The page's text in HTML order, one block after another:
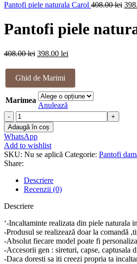
Pantofi piele naturala Carol 408.00lei
fost:
Pantofi piele
408.00lei Prețul
a
fost:
408.00 lei.
398.00 lei
este:
Ghid de Marimi
Marimea
Anulează
Cantitate
Pantofi
piele
naturala
Callie
Adaugă în coș
WhatsApp
Add to wishlist
SKU: Nu se aplică Categorie: Pantofi
Share:
Descriere
Recenzii (0)
Descriere
‘-Incaltaminte realizata din piele naturala
-Produsul se realizează doar la comandă
-Absolut fiecare model poate fi
-Accesorii gen : sireturi, capse, captusala
-Daca doresti sa iti creezi propria ta